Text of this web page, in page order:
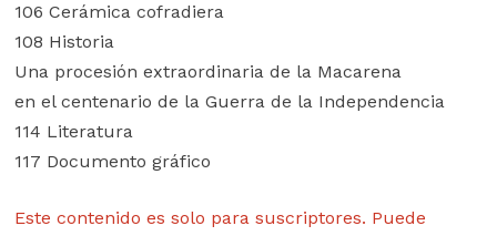
106 Cerámica cofradiera
108 Historia
Una procesión extraordinaria de la Macarena
en el centenario de la Guerra de la Independencia
114 Literatura
117 Documento gráfico
Este contenido es solo para suscriptores. Puede